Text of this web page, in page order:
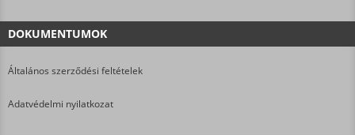
DOKUMENTUMOK
Általános szerződési feltételek
Adatvédelmi nyilatkozat